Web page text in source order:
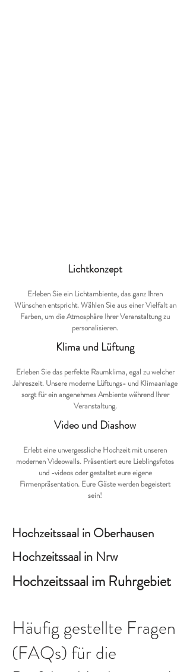
Lichtkonzept
Erleben Sie ein Lichtambiente, das ganz Ihren
Wünschen entspricht. Wählen Sie aus einer Vielfalt an
Farben, um die Atmosphäre Ihrer Veranstaltung zu
personalisieren.
Klima und Lüftung
Erleben Sie das perfekte Raumklima, egal zu welcher
Jahreszeit. Unsere moderne Lüftungs- und Klimaanlage
sorgt für ein angenehmes Ambiente während Ihrer
Veranstaltung.
Video und Diashow
Erlebt eine unvergessliche Hochzeit mit unseren
modernen Videowalls. Präsentiert eure Lieblingsfotos
und -videos oder gestaltet eure eigene
Firmenpräsentation. Eure Gäste werden begeistert
sein!
Hochzeitssaal in Oberhausen
Hochzeitssaal in Nrw
Hochzeitssaal im Ruhrgebiet
Häufig gestellte Fragen
(FAQs) für die